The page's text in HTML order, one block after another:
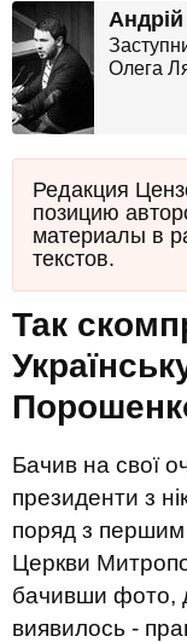
Олега
Редакция
позицию
материалы в
текстов.
Так
Бачив на свої
президенти з
поряд з першим
Церкви
бачивши фото,
виявилось -